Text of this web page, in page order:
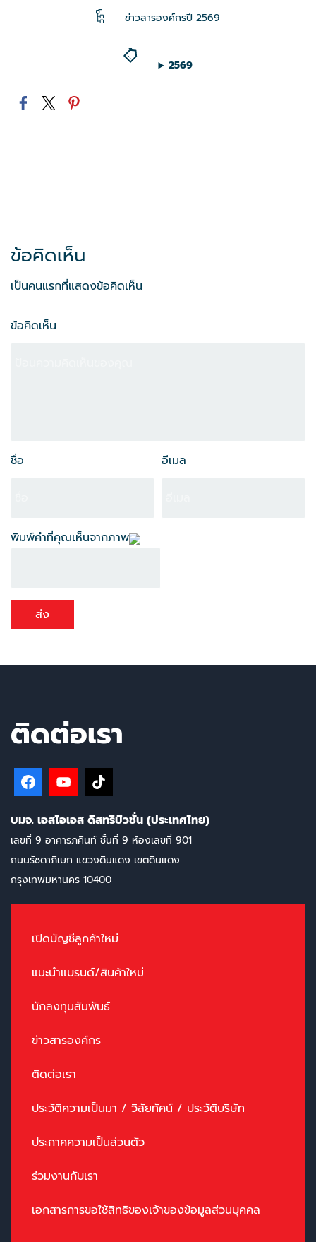
ข่าวสารองค์กรปี 2569
2569
ข้อคิดเห็น
เป็นคนแรกที่แสดงข้อคิดเห็น
ข้อคิดเห็น
ชื่อ อีเมล
พิมพ์คำที่คุณเห็นจากภาพ
ส่ง
ติดต่อเรา
บมจ. เอสไอเอส ดิสทริบิวชั่น (ประเทศไทย)
เลขที่ 9 อาคารภคินท์ ชั้นที่ 9 ห้องเลขที่ 901
ถนนรัชดาภิเษก แขวงดินแดง เขตดินแดง
กรุงเทพมหานคร 10400
เปิดบัญชีลูกค้าใหม่
แนะนำแบรนด์/สินค้าใหม่
นักลงทุนสัมพันธ์
ข่าวสารองค์กร
ติดต่อเรา
ประวัติความเป็นมา / วิสัยทัศน์ / ประวัติบริษัท
ประกาศความเป็นส่วนตัว
ร่วมงานกับเรา
เอกสารการขอใช้สิทธิของเจ้าของข้อมูลส่วนบุคคล